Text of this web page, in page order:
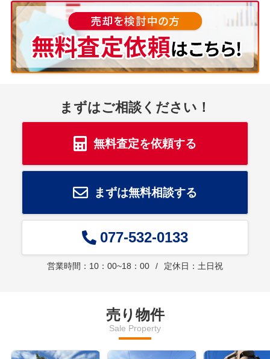
まずはご相談ください！
無料査定を依頼する
まずは無料相談する
077-532-0133
営業時間：10：00~18：00 定休日：土日祝
売り物件
Sale Property